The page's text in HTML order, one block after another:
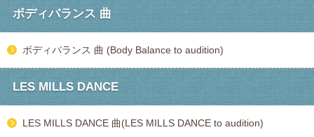
ボディバランス 曲
ボディバランス 曲 (Body Balance to audition)
LES MILLS DANCE
LES MILLS DANCE 曲(LES MILLS DANCE to audition)